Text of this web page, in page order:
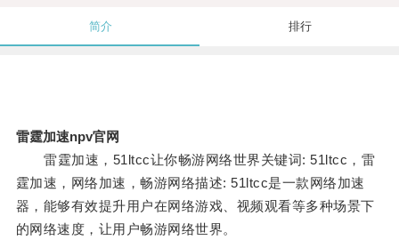
简介 排行
雷霆加速npv官网
雷霆加速，51ltcc让你畅游网络世界关键词: 51ltcc，雷
霆加速，网络加速，畅游网络描述: 51ltcc是一款网络加速
器，能够有效提升用户在网络游戏、视频观看等多种场景下
的网络速度，让用户畅游网络世界。